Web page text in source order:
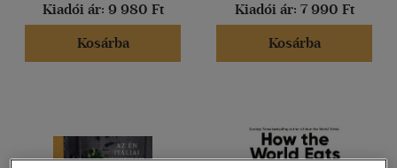
Spanyol
(3)
Kiadói ár: 9 980 Ft
Kosárba
Kiadói ár: 7 990 Ft
Kosárba